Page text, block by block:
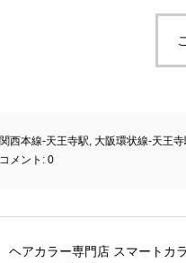
関西本線-天王寺駅, 大阪環状線-天王寺
コメント: 0
ヘアカラー専門店 スマートカ